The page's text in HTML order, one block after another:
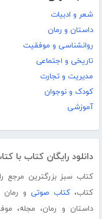
شعر و ادبیات
داستان و رمان
روانشناسی و موفقیت
تاریخی و اجتماعی
مدیریت و تجارت
کودک و نوجوان
آموزشی
دانلود رایگان کتاب با
کتاب سبز بزرگترین مرجع
کتاب،کتاب صوتی و
داستان و رمان، مجله،